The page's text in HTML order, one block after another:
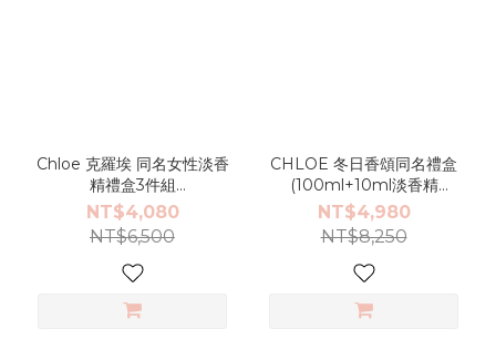
Chloe 克羅埃 同名女性淡香
精禮盒3件組
(100ml+10ml+100ml身體
乳)
NT$4,080
NT$6,500
CHLOE 冬日香頌同名禮盒
(100ml+10ml淡香精
+100ml沐浴乳)
NT$4,980
NT$8,250